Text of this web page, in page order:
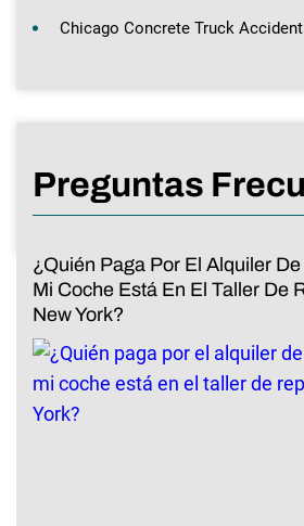
Chicago Concrete Truck
Preguntas
¿Quién Paga Por El Alquiler
Mi Coche Está En El Taller De
New York?